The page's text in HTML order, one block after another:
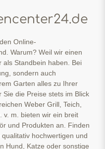
Online-
Warum? Weil wir einen
als Standbein haben. Bei
sondern auch
Garten alles zu Ihrer
die Preise stets im Blick
Weber Grill, Teich,
v. m. bieten wir ein breit
und Produkten an. Finden
hochwertigen und
Hund, Katze oder sonstige